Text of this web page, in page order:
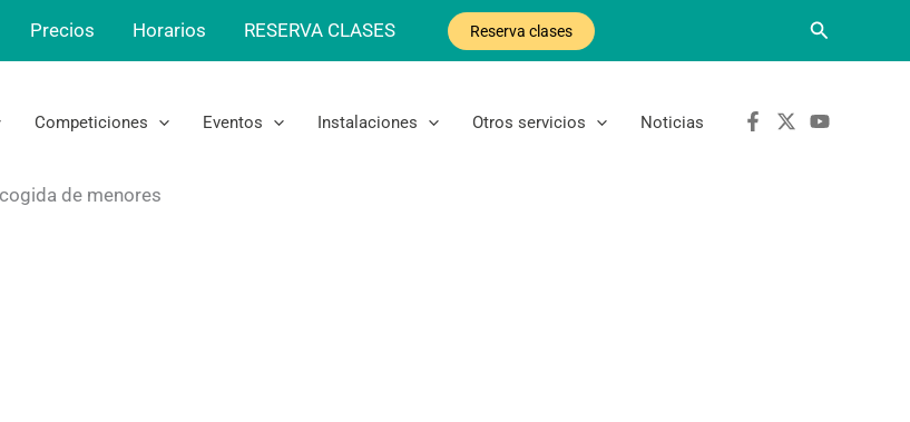
Precios Horarios RESERVA CLASES Reserva clases Buscar
Competiciones Eventos Instalaciones Otros servicios Noticias
de menores